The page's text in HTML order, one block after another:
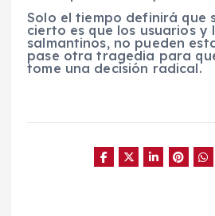
Solo el tiempo definirá que
cierto es que los usuarios y
salmantinos, no pueden
pase otra tragedia para
tome una decisión radical.